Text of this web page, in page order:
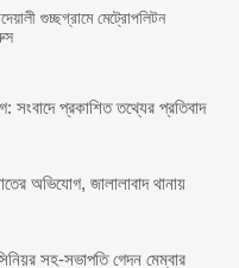
গুচ্ছগ্রামে মেট্রোপলিটন
সংবাদে প্রকাশিত তথ্যের প্রতিবাদ
অভিযোগ, জালালাবাদ থানায়
সহ-সভাপতি গেদন মেম্বার